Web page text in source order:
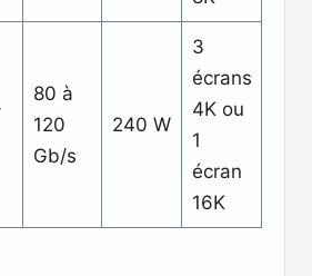
80 à
120
Gb/s
240 W
3
écrans
4K ou
1
écran
16K